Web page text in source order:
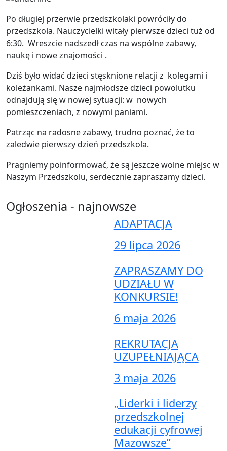
Po długiej przerwie przedszkolaki powróciły do
przedszkola. Nauczycielki witały pierwsze dzieci tuż od
6:30. Wreszcie nadszedł czas na wspólne zabawy,
naukę i nowe znajomości .
Dziś było widać dzieci stęsknione relacji z kolegami i
koleżankami. Nasze najmłodsze dzieci powolutku
odnajdują się w nowej sytuacji: w nowych
pomieszczeniach, z nowymi paniami.
Patrząc na radosne zabawy, trudno poznać, że to
zaledwie pierwszy dzień przedszkola.
Pragniemy poinformować, że są jeszcze wolne miejsc w
Naszym Przedszkolu, serdecznie zapraszamy dzieci.
Ogłoszenia - najnowsze
ADAPTACJA
29 lipca 2026
ZAPRASZAMY DO
UDZIAŁU W
KONKURSIE!
6 maja 2026
REKRUTACJA
UZUPEŁNIAJĄCA
3 maja 2026
„Liderki i liderzy
przedszkolnej
edukacji cyfrowej
Mazowsze”